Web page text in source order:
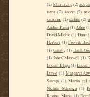
(2)John Irving (2)
iarna (2) istorie (2)
santorini (2) stelute (2)
Andrei Plesu(1)Athos
David Michie (1) Dune
Herbert (1) Fredrik
(1) Gatsby (1) Hank
(1) JohnCMaxwell (1)
Lucian Blaga(1)Lucian
Lunde (1) Margaret
Satrapi (1) Martin cel
Nichita Stănescu (1)